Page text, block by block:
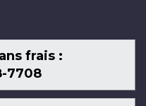
frais :
7708